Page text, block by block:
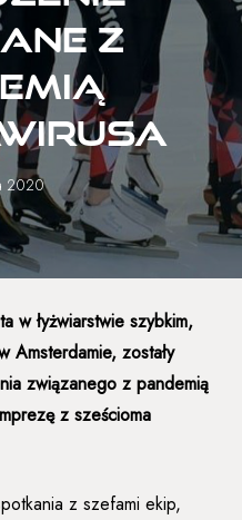
z
2020
w łyżwiarstwie szybkim,
Amsterdamie, zostały
związanego z pandemią
z sześcioma
z szefami ekip,